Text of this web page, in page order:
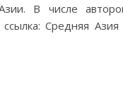
В числе
Средняя Азия